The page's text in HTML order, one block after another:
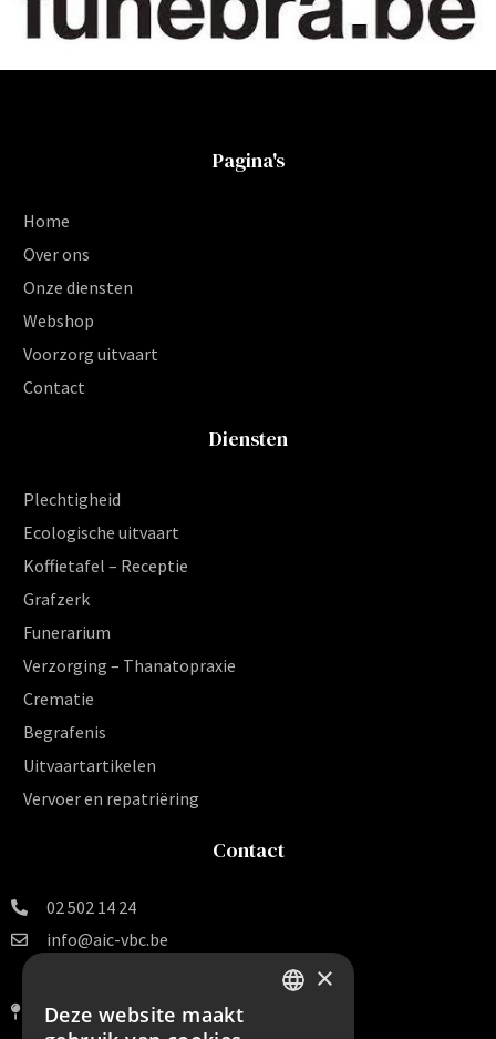
Pagina's
Home
Over ons
Onze diensten
Webshop
Voorzorg uitvaart
Contact
Diensten
Plechtigheid
Ecologische uitvaart
Koffietafel – Receptie
Grafzerk
Funerarium
Verzorging – Thanatopraxie
Crematie
Begrafenis
Uitvaartartikelen
Vervoer en repatriëring
Contact
02 502 14 24
info@aic-vbc.be
Begrafenissen en Crematies v.z.w.
Van Arteveldestraat 140 B 16
×
Deze website maakt